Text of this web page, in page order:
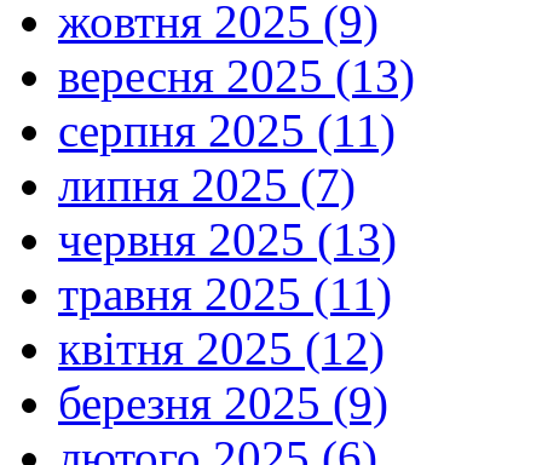
жовтня 2025 (9)
вересня 2025 (13)
серпня 2025 (11)
липня 2025 (7)
червня 2025 (13)
травня 2025 (11)
квітня 2025 (12)
березня 2025 (9)